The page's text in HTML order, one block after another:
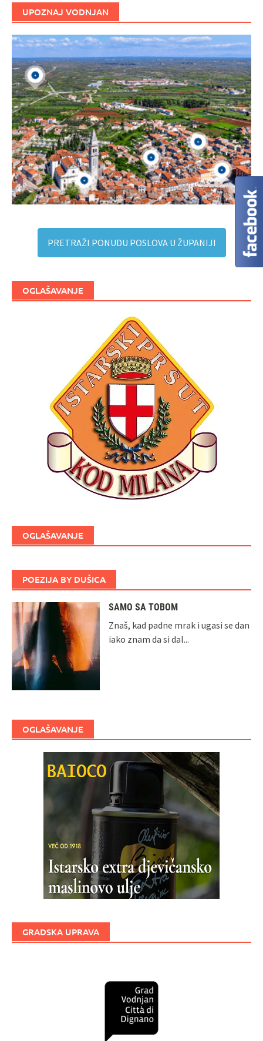
UPOZNAJ VODNJAN
PRETRAŽI PONUDU POSLOVA U ŽUPANIJI
OGLAŠAVANJE
OGLAŠAVANJE
POEZIJA BY DUŠICA
SAMO SA TOBOM
Znaš, kad padne mrak i ugasi se dan
iako znam da si dal...
OGLAŠAVANJE
GRADSKA UPRAVA